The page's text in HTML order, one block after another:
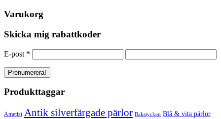
Varukorg
Skicka mig rabattkoder
E-post *
Produkttaggar
Ametist Antik silverfärgade pärlor Bakstycken Blå & vita pärlor